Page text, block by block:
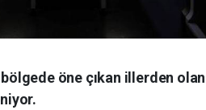
öne çıkan illerden